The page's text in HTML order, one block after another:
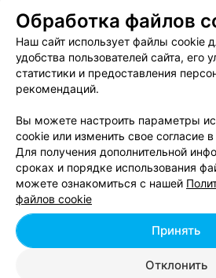
Вакансии
Публичный договор
Публичный договор по
«Афиша»
Пользовательское
Связаться по вопросам
Написать
Персональные
Обработка
| 220012,
Обработка файлов
Наш сайт использует файлы cookie
удобства пользователей сайта, его
статистики и предоставления
рекомендаций.
Вы можете настроить параметры
cookie или изменить свое согласие
Для получения дополнительной
сроках и порядке использования
можете ознакомиться с нашей
файлов cookie
Отклонить
Принять